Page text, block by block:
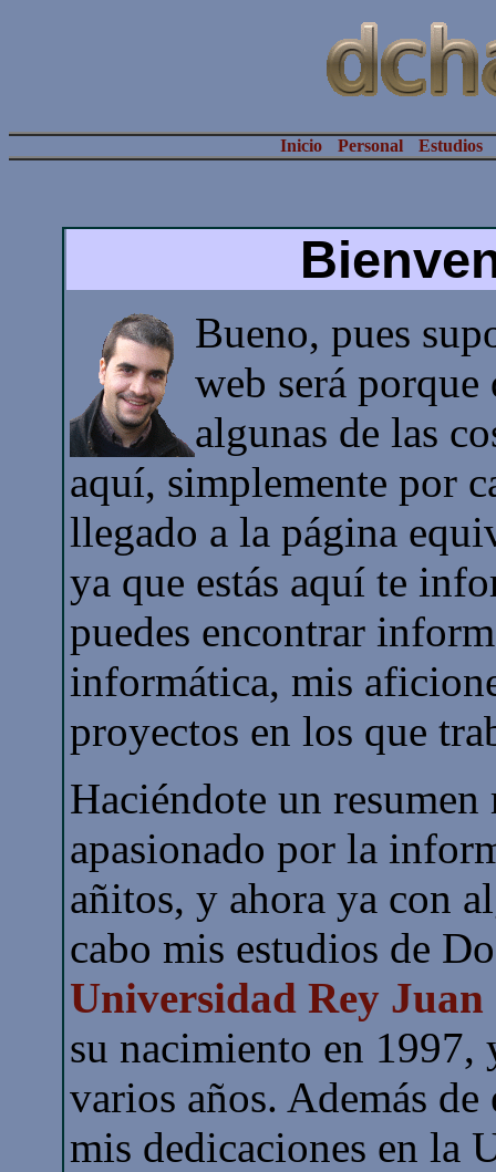
Inicio Personal Estudios
Bueno, pues
web será
algunas de las
aquí, simplemente por
llegado a la página
ya que estás aquí te
puedes encontrar
informática, mis
proyectos en los que
Haciéndote un
apasionado por la
añitos, y ahora ya con
cabo mis estudios de
Universidad Rey Juan
su nacimiento en 1997,
varios años. Además
mis dedicaciones en la